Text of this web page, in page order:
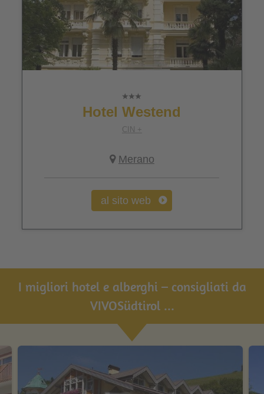
Hotel Westend
CIN +
Merano
al sito web
I migliori hotel e alberghi – consigliati da
VIVOSüdtirol ...